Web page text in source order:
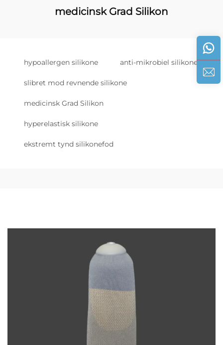
medicinsk Grad Silikon
hypoallergen silikone anti-mikrobiel silikone
slibret mod revnende silikone
medicinsk Grad Silikon
hyperelastisk silikone
ekstremt tynd silikonefod